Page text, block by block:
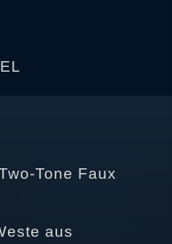
Tone Faux
aus